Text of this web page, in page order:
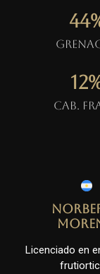
44
Cab.
12
Licenciado en